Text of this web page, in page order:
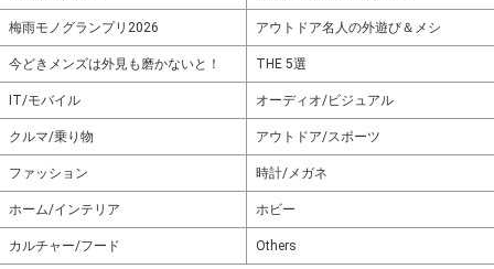
梅雨モノグランプリ2026 アウトドア名人の外遊び＆メシ
今どきメンズは外見も磨かないと！ THE 5選
IT/モバイル オーディオ/ビジュアル
クルマ/乗り物 アウトドア/スポーツ
ファッション 時計/メガネ
ホーム/インテリア ホビー
カルチャー/フード Others